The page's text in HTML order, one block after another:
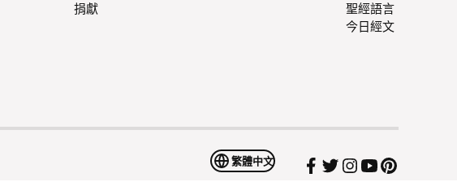
捐獻
聖經語言
今日經文
繁體中文